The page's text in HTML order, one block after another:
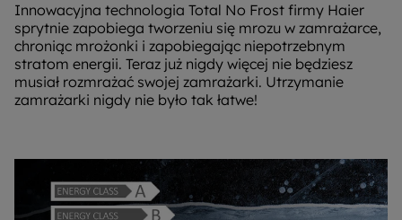
Innowacyjna technologia Total No Frost firmy Haier
sprytnie zapobiega tworzeniu się mrozu w zamrażarce,
chroniąc mrożonki i zapobiegając niepotrzebnym
stratom energii. Teraz już nigdy więcej nie będziesz
musiał rozmrażać swojej zamrażarki. Utrzymanie
zamrażarki nigdy nie było tak łatwe!